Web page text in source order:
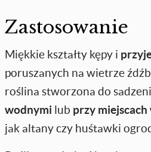
Zastosowanie
Miękkie kształty kępy i
poruszanych na wietrze
roślina stworzona do
wodnymi lub przy
jak altany czy huśtawki